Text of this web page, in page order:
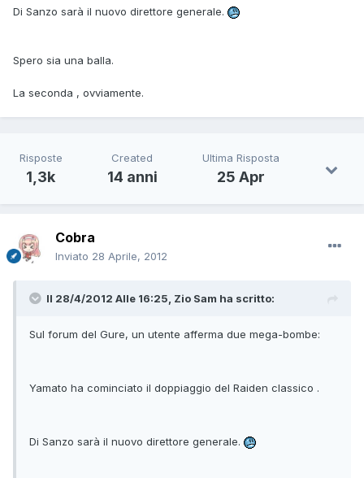
Di Sanzo sarà il nuovo direttore generale.
Spero sia una balla.
La seconda , ovviamente.
Risposte
1,3k
Created
14 anni
Ultima Risposta
25 Apr
Cobra
Inviato 28 Aprile, 2012
Il 28/4/2012 Alle 16:25, Zio Sam ha scritto:
Sul forum del Gure, un utente afferma due mega-bombe:
Yamato ha cominciato il doppiaggio del Raiden classico .
Di Sanzo sarà il nuovo direttore generale.